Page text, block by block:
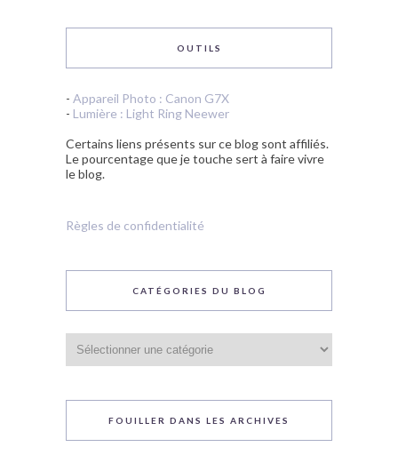
OUTILS
- Appareil Photo : Canon G7X
- Lumière : Light Ring Neewer
Certains liens présents sur ce blog sont affiliés.
Le pourcentage que je touche sert à faire vivre
le blog.
Règles de confidentialité
CATÉGORIES DU BLOG
du
blog
FOUILLER DANS LES ARCHIVES